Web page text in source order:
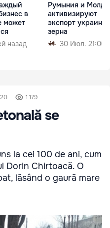
в
может
назад
Румыния и
активизируют
экспорт
зерна
30 Июл. 21:00
1 179
se
la cei 100 de ani, cum
Dorin Chirtoacă. O
lăsând o gaură mare